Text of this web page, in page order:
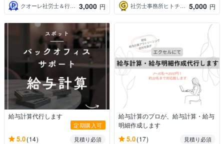
クオーレ社労士＆行政書士 3,000 円 社労士事務所ヒトチカラ 5,000 円
給与計算代行します
定期購入可
5.0(14)
見積り必須
給与計算のプロが、給与計算・給与
明細作成します
5.0(17)
見積り必須